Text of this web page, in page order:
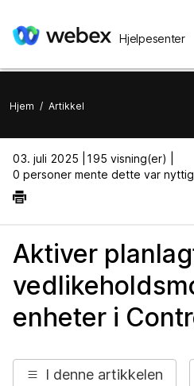
Hjelpesenter
Hjem / Artikkel
03. juli 2025 |
195 visning(er) |
0 personer mente dette var nyttig
Aktiver
enheter i
I denne artikkelen